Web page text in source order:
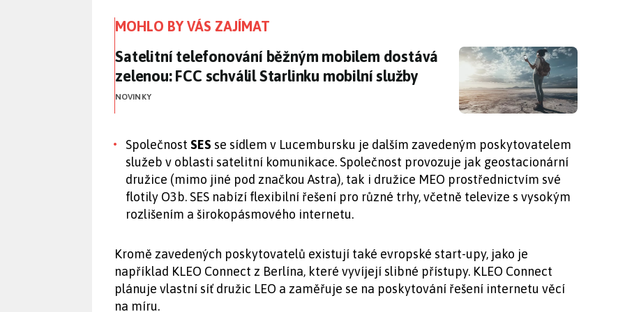
MOHLO BY VÁS ZAJÍMAT
Satelitní telefonování běžným mobilem dostává zelenou: FCC schválil
Satelitní telefonování běžným mobilem dostává
zelenou: FCC schválil Starlinku mobilní služby
NOVINKY
Společnost SES se sídlem v Lucembursku je dalším zavedeným poskytovatelem
služeb v oblasti satelitní komunikace. Společnost provozuje jak geostacionární
družice (mimo jiné pod značkou Astra), tak i družice MEO prostřednictvím své
flotily O3b. SES nabízí flexibilní řešení pro různé trhy, včetně televize s vysokým
rozlišením a širokopásmového internetu.
Kromě zavedených poskytovatelů existují také evropské start-upy, jako je
například KLEO Connect z Berlína, které vyvíjejí slibné přístupy. KLEO Connect
plánuje vlastní síť družic LEO a zaměřuje se na poskytování řešení internetu věcí
na míru.